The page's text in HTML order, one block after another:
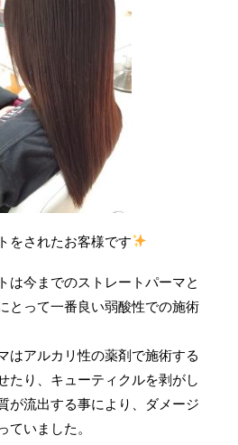
をされたお客様です
は今までのストレートパーマと
とって一番良い弱酸性での施術
はアルカリ性の薬剤で施術する
たり、キューティクルを剥がし
が流出する事により、ダメージ
ていました。